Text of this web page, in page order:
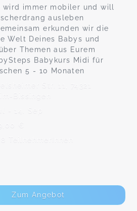
wird immer mobiler und will
ausleben
erkunden wir die
Welt Deines Babys und
Themen aus Eurem
Babykurs Midi für
5 - 10 Monaten
Str. 11, 74321
Bissingen
- 14. Sep
€
8 TeilnehmerInnen
Zum Angebot